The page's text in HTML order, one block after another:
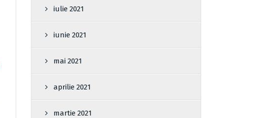
iulie 2021
iunie 2021
mai 2021
aprilie 2021
martie 2021